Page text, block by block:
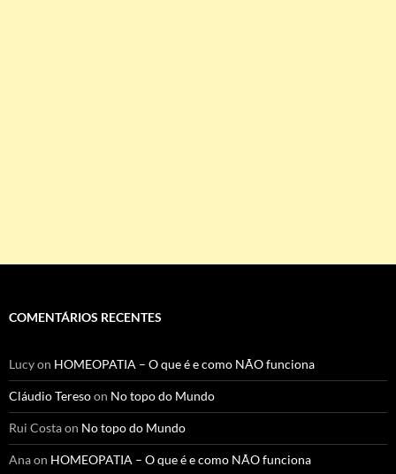
COMENTÁRIOS RECENTES
Lucyon HOMEOPATIA – O que é e como NÃO funciona
Cláudio Teresoon No topo do Mundo
Rui Costaon No topo do Mundo
Anaon HOMEOPATIA – O que é e como NÃO funciona